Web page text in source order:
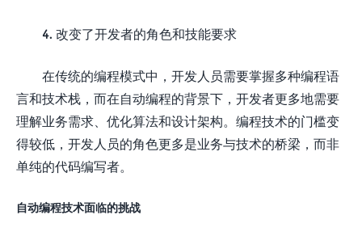
4. 改变了开发者的角色和技能要求
在传统的编程模式中，开发人员需要掌握多种编程语
言和技术栈，而在自动编程的背景下，开发者更多地需要
理解业务需求、优化算法和设计架构。编程技术的门槛变
得较低，开发人员的角色更多是业务与技术的桥梁，而非
单纯的代码编写者。
自动编程技术面临的挑战